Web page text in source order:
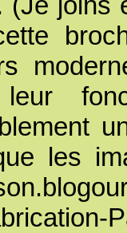
les